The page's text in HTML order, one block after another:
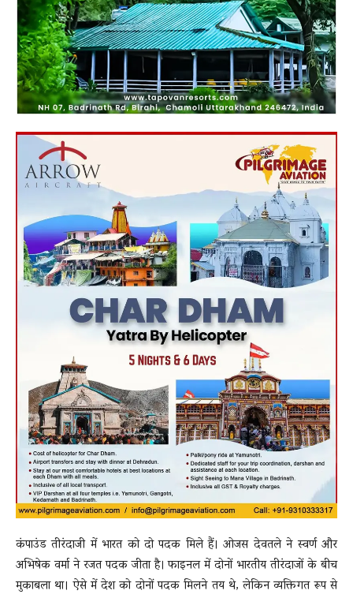
कंपाउंड तीरंदाजी में भारत को दो पदक मिले हैं। ओजस देवतले ने स्वर्ण और
अभिषेक वर्मा ने रजत पदक जीता है। फाइनल में दोनों भारतीय तीरंदाजों के बीच
मुकाबला था। ऐसे में देश को दोनों पदक मिलने तय थे, लेकिन व्यक्तिगत रूप से